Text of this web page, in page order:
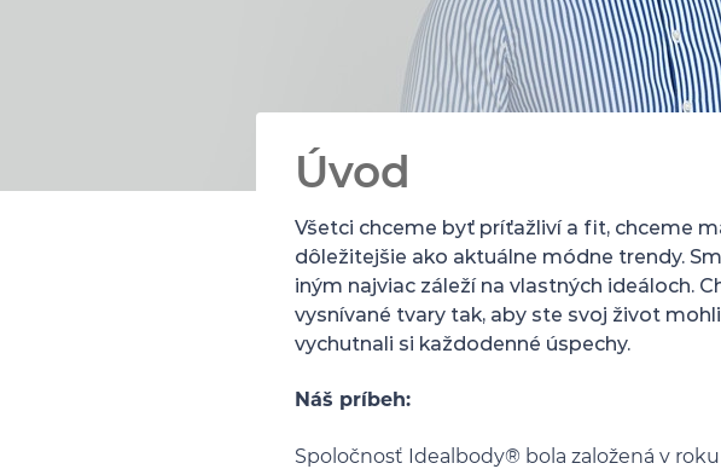
Úvod
Všetci chceme byť príťažliví a fit, chceme
dôležitejšie ako aktuálne módne trendy.
iným najviac záleží na vlastných ideáloch.
vysnívané tvary tak, aby ste svoj život
vychutnali si každodenné úspechy.
Náš príbeh:
Spoločnosť Idealbody® bola založená v